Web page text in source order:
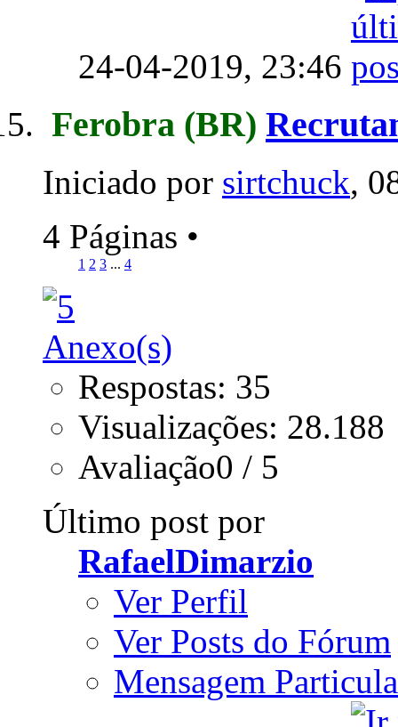
24-04-2019, 23:46
Ferobra (BR)
Iniciado por sirtchuck,
4 Páginas •
1 2 3 ... 4
Respostas: 35
Visualizações: 28.188
Avaliação0 / 5
Último post por
RafaelDimarzio
Ver Perfil
Ver Posts do Fórum
Mensagem